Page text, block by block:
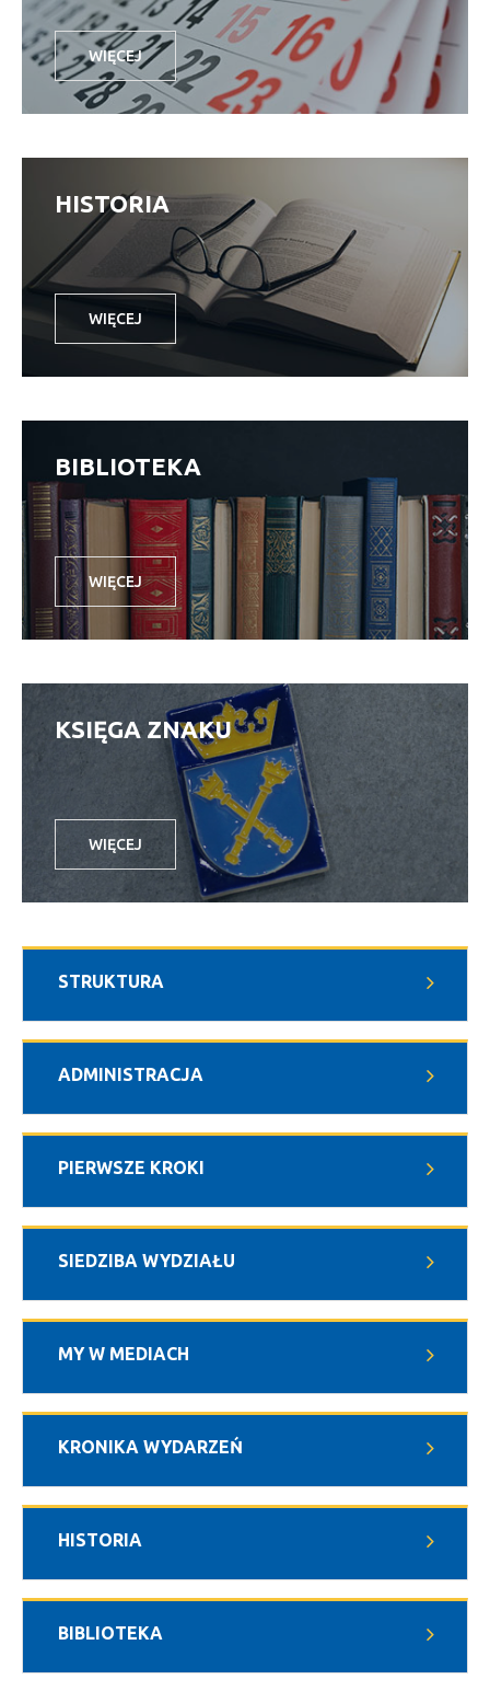
STRUKTURA
ADMINISTRACJA
PIERWSZE KROKI
SIEDZIBA WYDZIAŁU
MY W MEDIACH
KRONIKA WYDARZEŃ
HISTORIA
BIBLIOTEKA
WIĘCEJ
HISTORIA
WIĘCEJ
BIBLIOTEKA
WIĘCEJ
KSIĘGA ZNAKU
WIĘCEJ